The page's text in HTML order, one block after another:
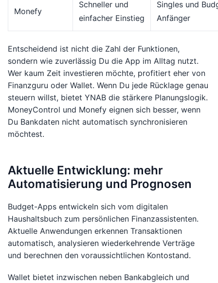
Monefy
Schneller und
einfacher Einstieg
Singles und
Anfänger
Entscheidend ist nicht die Zahl der Funktionen,
sondern wie zuverlässig Du die App im Alltag nutzt.
Wer kaum Zeit investieren möchte, profitiert eher von
Finanzguru oder Wallet. Wenn Du jede Rücklage genau
steuern willst, bietet YNAB die stärkere Planungslogik.
MoneyControl und Monefy eignen sich besser, wenn
Du Bankdaten nicht automatisch synchronisieren
möchtest.
Aktuelle Entwicklung: mehr
Automatisierung und Prognosen
Budget-Apps entwickeln sich vom digitalen
Haushaltsbuch zum persönlichen Finanzassistenten.
Aktuelle Anwendungen erkennen Transaktionen
automatisch, analysieren wiederkehrende Verträge
und berechnen den voraussichtlichen Kontostand.
Wallet bietet inzwischen neben Bankabgleich und